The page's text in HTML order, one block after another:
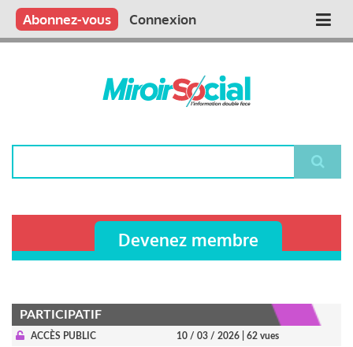
Aller
contenu
Main
Qui sommes nous ?
Vous publiez
Nous publions
Contactez-nous
Abonnez-vous Connexion
Devenez membre
PARTICIPATIF
ACCÈS PUBLIC 10 / 03 / 2026 | 62 vues